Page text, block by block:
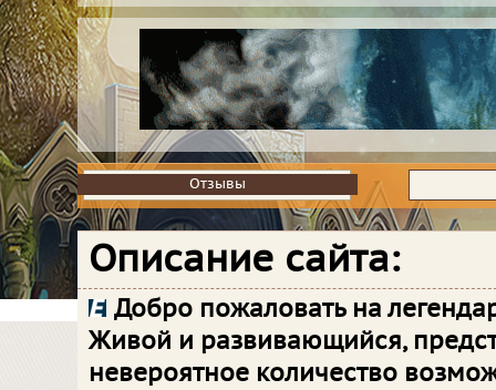
Отзывы
Отзывы
Описание сайта:
Добро пожаловать на
Живой и развивающийся,
невероятное количество